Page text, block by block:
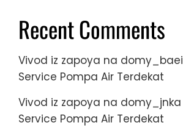
Recent Comments
Vivod iz zapoya na domy_baei
Service Pompa Air Terdekat
Vivod iz zapoya na domy_jnka
Service Pompa Air Terdekat